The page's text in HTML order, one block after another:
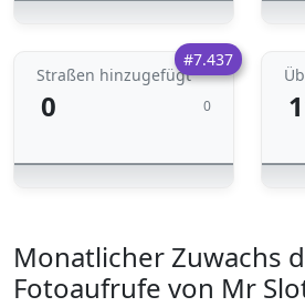
#7.437
Straßen hinzugefügt
0 0
Monatlicher Zuwachs
Fotoaufrufe von Mr